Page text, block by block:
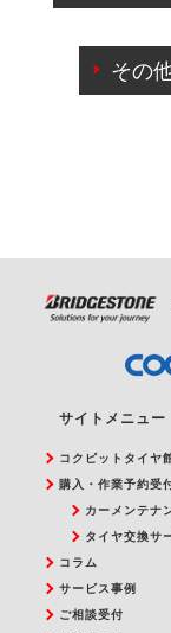
出来ないもの
ご来店予
の日時変
その
サイトメニュー
コクピットタイヤ
購入・作業予約受
カーメンテナ
タイヤ交換サ
コラム
サービス事例
ご相談受付